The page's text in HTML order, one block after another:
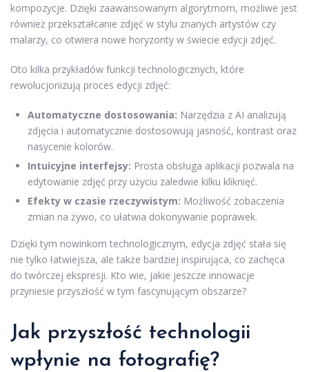
kompozycje. Dzięki zaawansowanym algorytmom, możliwe jest
również przekształcanie zdjęć w stylu znanych artystów czy
malarzy, co otwiera nowe horyzonty w świecie edycji zdjęć.
Oto kilka przykładów funkcji technologicznych, które
rewolucjonizują proces edycji zdjęć:
Automatyczne dostosowania: Narzędzia z AI analizują
zdjęcia i automatycznie dostosowują jasność, kontrast oraz
nasycenie kolorów.
Intuicyjne interfejsy: Prosta obsługa aplikacji pozwala na
edytowanie zdjęć przy użyciu zaledwie kilku kliknięć.
Efekty w czasie rzeczywistym: Możliwość zobaczenia
zmian na żywo, co ułatwia dokonywanie poprawek.
Dzięki tym nowinkom technologicznym, edycja zdjęć stała się
nie tylko łatwiejsza, ale także bardziej inspirująca, co zachęca
do twórczej ekspresji. Kto wie, jakie jeszcze innowacje
przyniesie przyszłość w tym fascynującym obszarze?
Jak przyszłość technologii
wpłynie na fotografię?